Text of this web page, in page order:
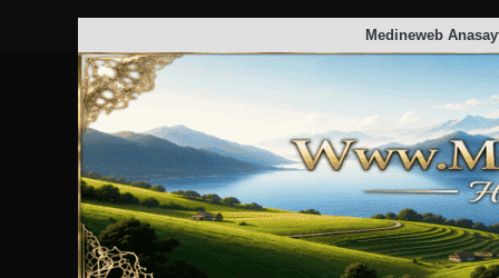
Medineweb